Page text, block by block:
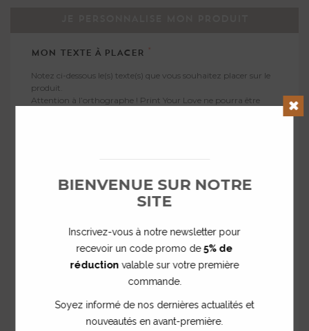
MON TEXTE À PLACER *
Notez ci-dessous le(s) texte(s) que vous souhaitez placer sur le
produit.
Attention à l’orthographe ! Print Your Love ne pourra être
ENREGISTRER
Après avoir enregistré votre personnalisation, n'oubliez pas
d'ajouter le produit au panier.
BIENVENUE SUR NOTRE
SITE
Inscrivez-vous à notre newsletter pour
recevoir un code promo de5% de
réduction valable sur votre première
commande.
Soyez informé de nos dernières actualités et
nouveautés en avant-première.